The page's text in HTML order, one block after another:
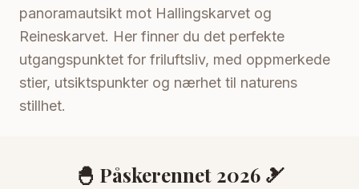
panoramautsikt mot Hallingskarvet og
Reineskarvet. Her finner du det perfekte
utgangspunktet for friluftsliv, med oppmerkede
stier, utsiktspunkter og nærhet til naturens
stillhet.
🐣 Påskerennet 2026 🎿